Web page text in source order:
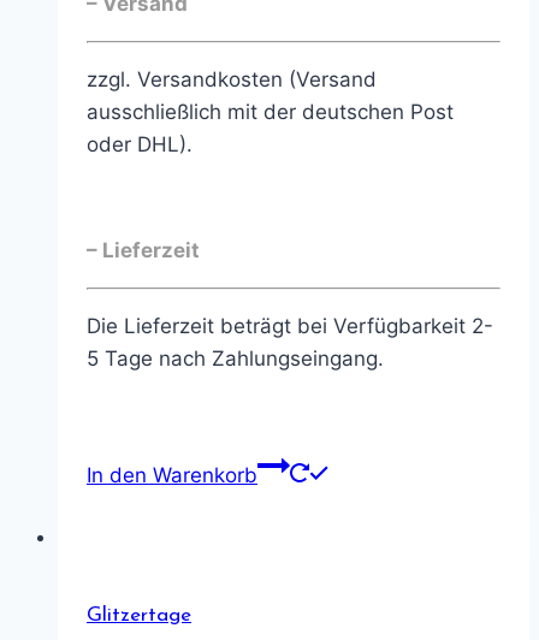
zzgl. Versandkosten (Versand
ausschließlich mit der deutschen Post
oder DHL).
– Lieferzeit
Die Lieferzeit beträgt bei Verfügbarkeit 2-
5 Tage nach Zahlungseingang.
In den Warenkorb
Glitzertage